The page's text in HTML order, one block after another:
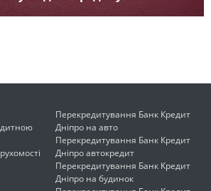
Перекредитування Банк Кредит
Дніпро на авто
Перекредитування Банк Кредит
Дніпро автокредит
Перекредитування Банк Кредит
Дніпро на будинок